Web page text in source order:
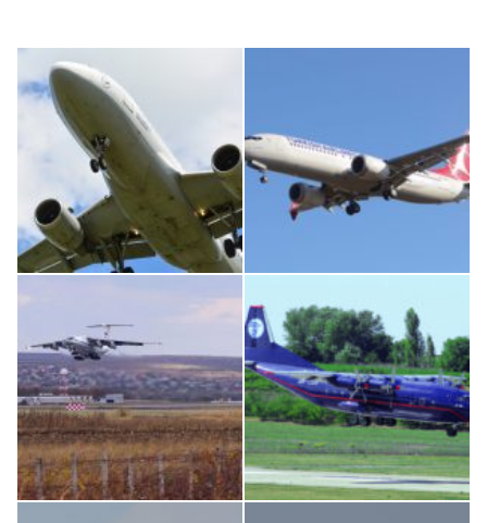
Airbus A319-114 D-AILN, Lufthansa, Франкфурт-Кишинев, 24/06/18 Boeing 737 MAX 8, TC-LCC